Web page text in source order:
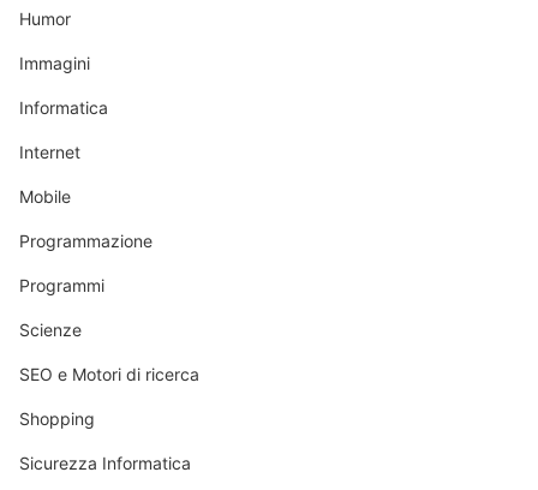
Humor
Immagini
Informatica
Internet
Mobile
Programmazione
Programmi
Scienze
SEO e Motori di ricerca
Shopping
Sicurezza Informatica